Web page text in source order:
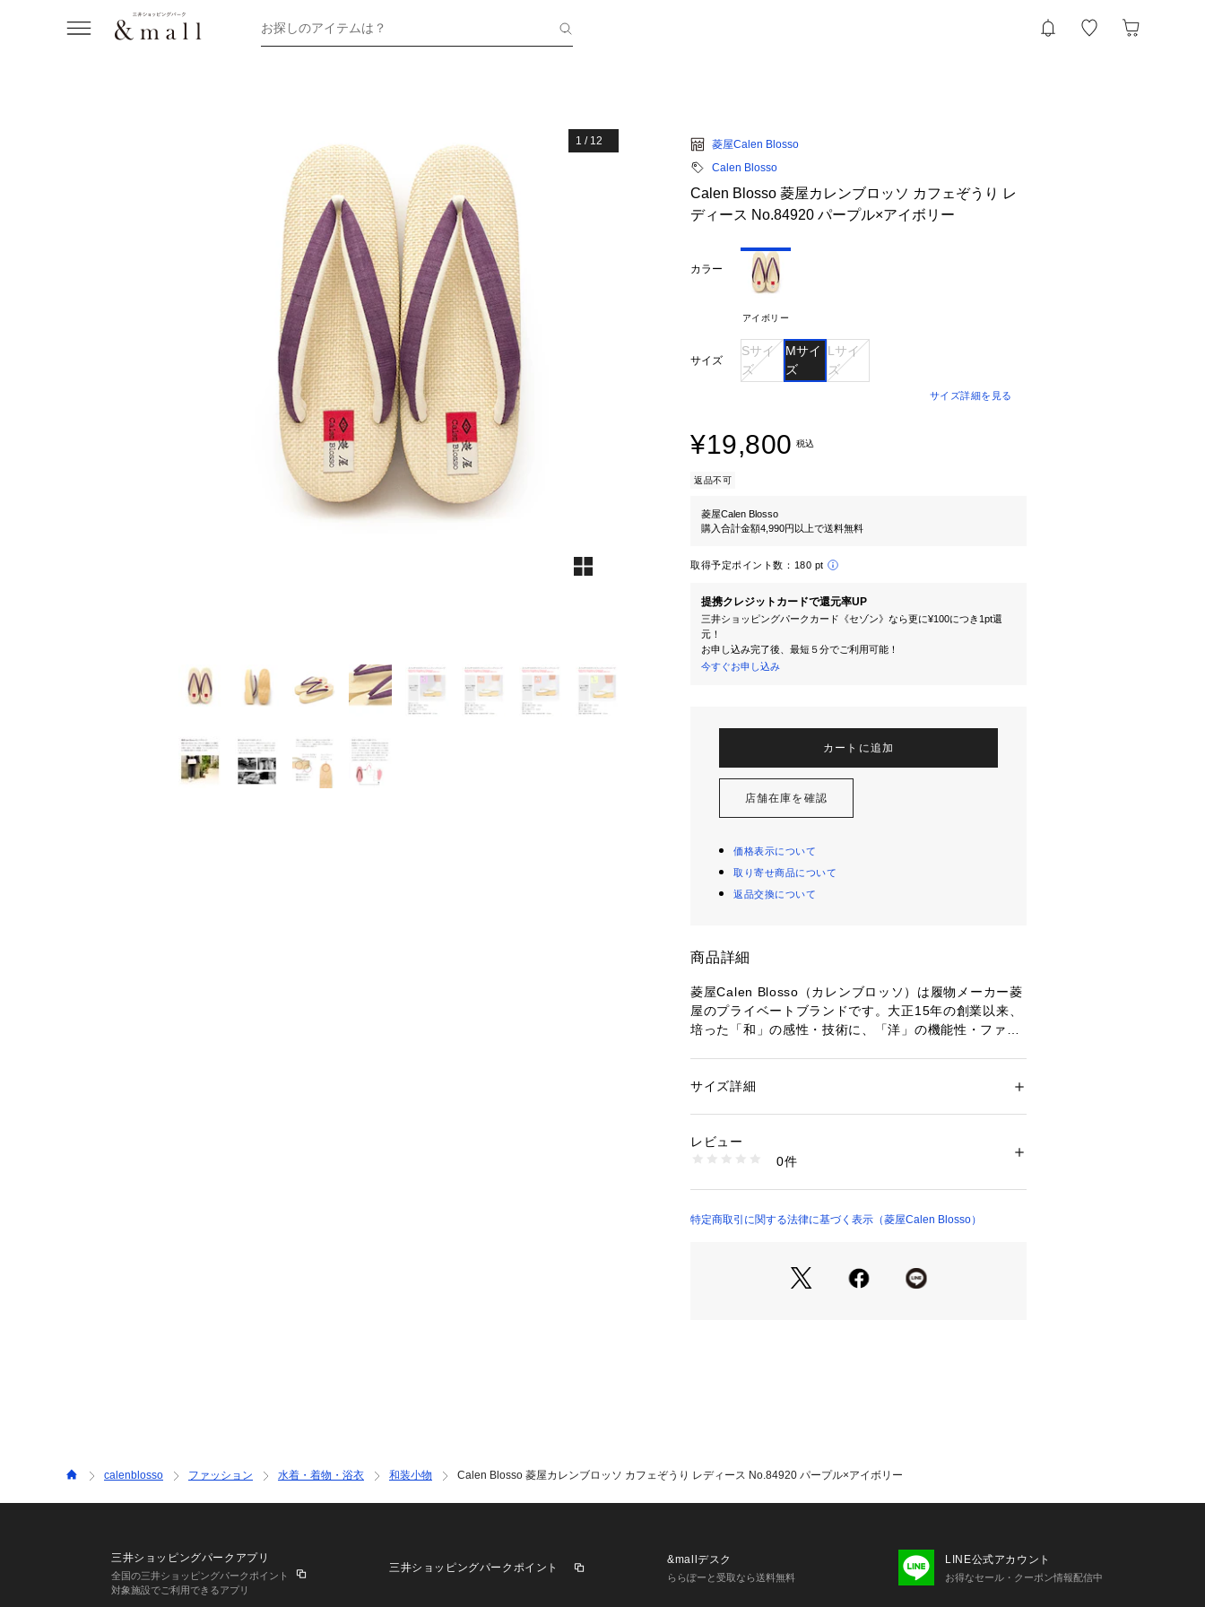
お探しのアイテムは？
1 / 12
菱屋Calen Blosso
Calen Blosso
Calen Blosso 菱屋カレンブロッソ カフェぞうり レ
ディース No.84920 パープル×アイボリー
カラー
アイボリー
サイズ
Sサイ
ズ
Mサイ
ズ
Lサイ
ズ
サイズ詳細を見る
¥19,800 税込
返品不可
菱屋Calen Blosso
購入合計金額4,990円以上で送料無料
取得予定ポイント数： 180 pt
提携クレジットカードで還元率UP
三井ショッピングパークカード《セゾン》なら更に¥100につき1pt還
元！
お申し込み完了後、最短５分でご利用可能！
今すぐお申し込み
カートに追加
店舗在庫を確認
価格表示について
取り寄せ商品について
返品交換について
商品詳細
菱屋Calen Blosso（カレンブロッソ）は履物メーカー菱
屋のプライベートブランドです。大正15年の創業以来、
培った「和」の感性・技術に、「洋」の機能性・ファッ
ンチなど…… もっと気軽に着物を楽しんでいただけるよ
う、、紬や小紋など普段着にお使い頂ける新しい履物と
デザインが大変ご好評頂いており、国内外の方々にご愛
Blossoのカフェぞうりを体験してみませんか？
性別：レディース
ルコポリマー） 台の形状 ： 小判型 台の色 ： アイボリー 台の高
さ ： 高高（踵部：約　5cm） 底の素材 ： ビブラムソール
商品番号：2810000000187 （モール）
サイズ詳細
レビュー
0件
特定商取引に関する法律に基づく表示（菱屋Calen Blosso）
calenblosso ファッション 水着・着物・浴衣 和装小物 Calen Blosso 菱屋カレンブロッソ カフェぞうり レディース No.84920 パープル×アイボリー
三井ショッピングパークアプリ
全国の三井ショッピングパークポイント
対象施設でご利用できるアプリ
三井ショッピングパークポイント
&mallデスク
ららぽーと受取なら送料無料
LINE公式アカウント
お得なセール・クーポン情報配信中